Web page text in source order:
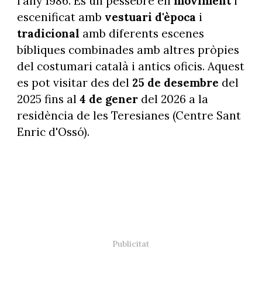
escenificat amb vestuari d'època i
tradicional amb diferents escenes
bíbliques combinades amb altres pròpies
del costumari català i antics oficis. Aquest
es pot visitar des del 25 de desembre del
2025 fins al 4 de generdel 2026 a la
residència de les Teresianes (Centre Sant
Enric d'Ossó).